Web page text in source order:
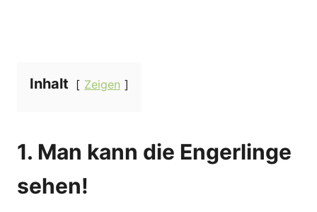
Inhalt Zeigen
1. Man kann die Engerlinge
sehen!